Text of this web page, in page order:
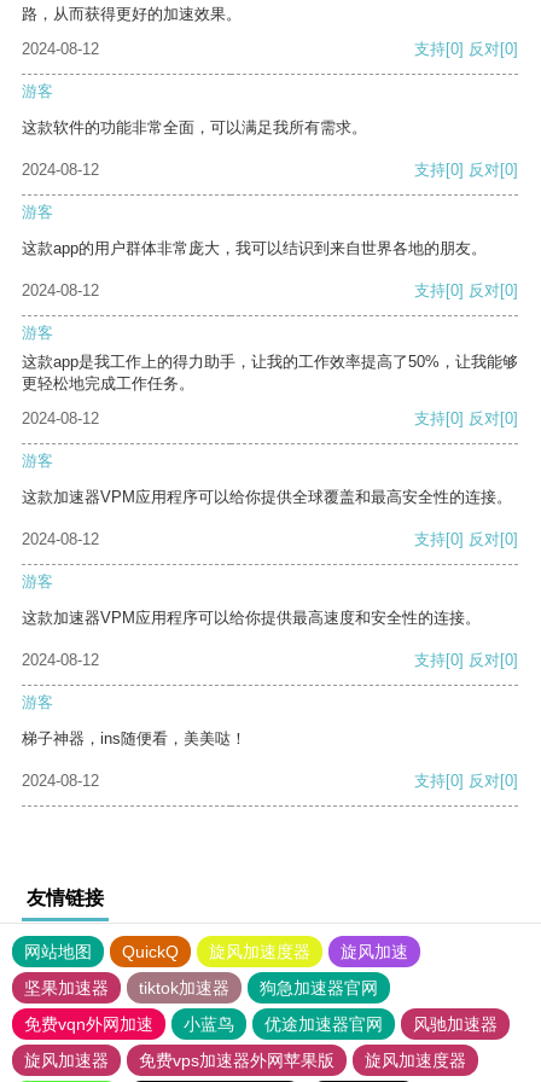
路，从而获得更好的加速效果。
2024-08-12
支持[0] 反对[0]
游客
这款软件的功能非常全面，可以满足我所有需求。
2024-08-12 支持[0] 反对[0]
游客
这款app的用户群体非常庞大，我可以结识到来自世界各地的朋友。
2024-08-12 支持[0] 反对[0]
游客
这款app是我工作上的得力助手，让我的工作效率提高了50%，让我能够
更轻松地完成工作任务。
2024-08-12
支持[0] 反对[0]
游客
这款加速器VPM应用程序可以给你提供全球覆盖和最高安全性的连接。
2024-08-12 支持[0] 反对[0]
游客
这款加速器VPM应用程序可以给你提供最高速度和安全性的连接。
2024-08-12 支持[0] 反对[0]
游客
梯子神器，ins随便看，美美哒！
2024-08-12 支持[0] 反对[0]
友情链接
网站地图 QuickQ 旋风加速度器
旋风加速
坚果加速器
tiktok加速器
狗急加速器官网
免费vqn外网加速
小蓝鸟 优途加速器官网
风驰加速器
旋风加速器
免费vps加速器外网苹果版 旋风加速度器